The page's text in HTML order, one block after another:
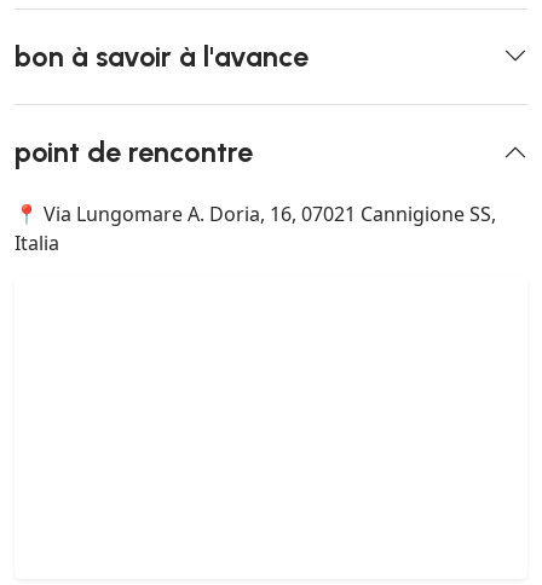
bon à savoir à l'avance
point de rencontre
📍 Via Lungomare A. Doria, 16, 07021 Cannigione SS,
Italia